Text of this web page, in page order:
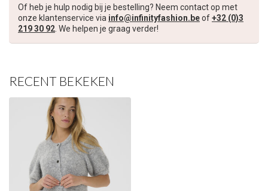
Of heb je hulp nodig bij je bestelling? Neem contact op met
onze klantenservice via info@infinityfashion.beof+32 (0)3
219 30 92. We helpen je graag verder!
RECENT BEKEKEN